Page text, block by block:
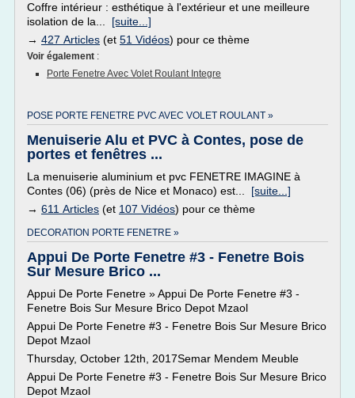
Coffre intérieur : esthétique à l'extérieur et une meilleure
isolation de la... [suite...]
→ 427 Articles (et 51 Vidéos) pour ce thème
Voir également :
Porte Fenetre Avec Volet Roulant Integre
POSE PORTE FENETRE PVC AVEC VOLET ROULANT »
Menuiserie Alu et PVC à Contes, pose de
portes et fenêtres ...
La menuiserie aluminium et pvc FENETRE IMAGINE à
Contes (06) (près de Nice et Monaco) est... [suite...]
→ 611 Articles (et 107 Vidéos) pour ce thème
DECORATION PORTE FENETRE »
Appui De Porte Fenetre #3 - Fenetre Bois
Sur Mesure Brico ...
Appui De Porte Fenetre » Appui De Porte Fenetre #3 -
Fenetre Bois Sur Mesure Brico Depot Mzaol
Appui De Porte Fenetre #3 - Fenetre Bois Sur Mesure Brico
Depot Mzaol
Thursday, October 12th, 2017Semar Mendem Meuble
Appui De Porte Fenetre #3 - Fenetre Bois Sur Mesure Brico
Depot Mzaol